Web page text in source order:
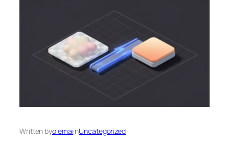
Written byolemaiinUncategorized